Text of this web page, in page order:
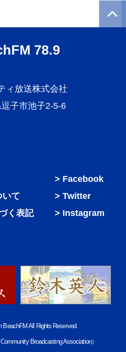
78.9
ィ放送株式会社
子市池子2-5-6
いて
く表記
Facebook
Twitter
Instagram
BeachFM All Rights Reserved.
Broadcasting Association）